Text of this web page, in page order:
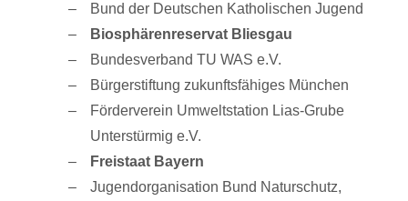
Bund der Deutschen Katholischen Jugend
Biosphärenreservat Bliesgau
Bundesverband TU WAS e.V.
Bürgerstiftung zukunftsfähiges München
Förderverein Umweltstation Lias-Grube
Unterstürmig e.V.
Freistaat Bayern
Jugendorganisation Bund Naturschutz,